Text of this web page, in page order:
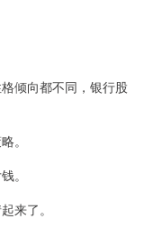
倾向都不同，银行股
。
。
来了。